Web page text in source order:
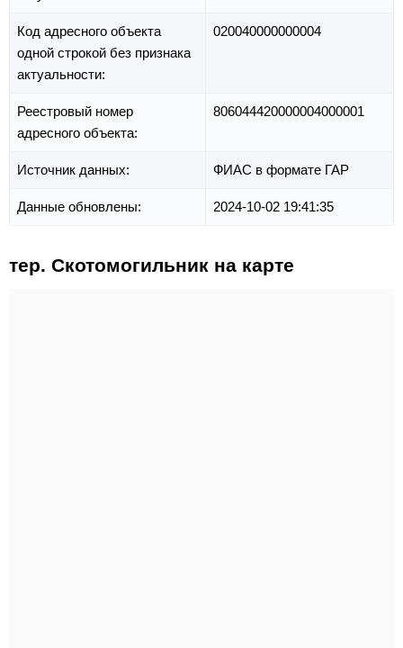
Код адресного объекта
одной строкой без признака
актуальности:
020040000000004
Реестровый номер
адресного объекта:
806044420000004000001
Источник данных: ФИАС в формате ГАР
Данные обновлены: 2024-10-02 19:41:35
тер. Скотомогильник на карте